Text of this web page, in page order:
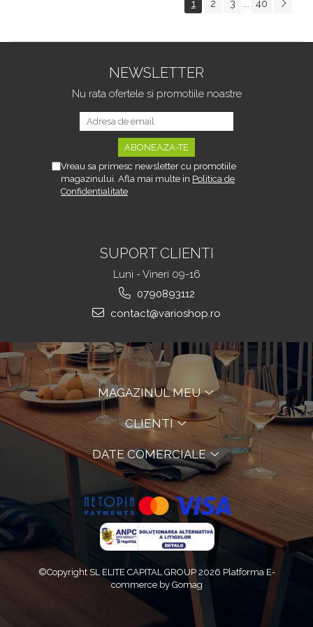
sau Portbagajului,
1 2 3 ... 40
NEWSLETTER
Nu rata ofertele si promotiile noastre
Vreau sa primesc newsletter cu promotiile
magazinului. Afla mai multe in Politica de
Confidentialitate
SUPORT CLIENTI
Luni - Vineri 09-16
0790893112
contact@varioshop.ro
MAGAZINUL MEU
CLIENTI
DATE COMERCIALE
©Copyright SL ELITE CAPITAL GROUP 2026 Platforma E-
commerce by Gomag